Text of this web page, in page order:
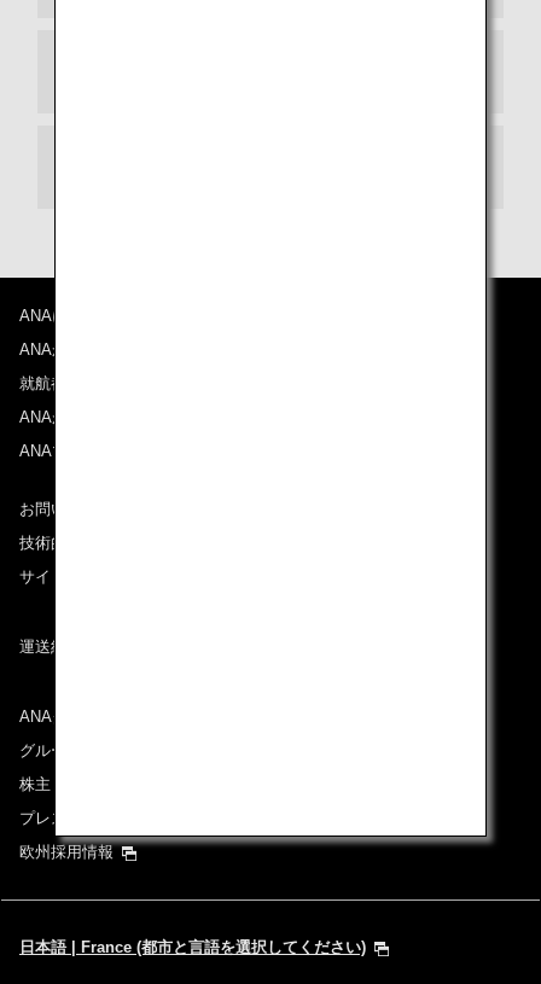
ANAについて
ANAからのお知らせ
就航都市
ANAがお約束する体験
ANAマイレージクラブ
お問い合わせ
技術的なお問い合わせ（推奨環境）
サイトマップ
運送約款
ANAグループについて
グループ企業一覧
株主・投資家情報
プレスリリース
欧州採用情報
日本語 | France (都市と言語を選択してください)